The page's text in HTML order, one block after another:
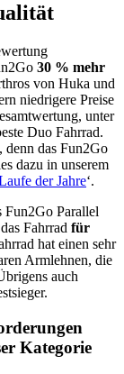
30 % mehr
von Huka und
niedrigere Preise
unter
Duo Fahrrad.
, denn das Fun2Go
dazu in unserem
der Jahre‘.
Parallel
Fahrrad für
hat einen sehr
Armlehnen, die
auch
Kategorie